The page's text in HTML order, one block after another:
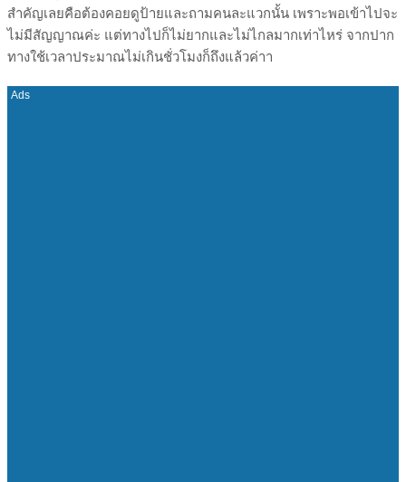
สำคัญเลยคือต้องคอยดูป้ายและถามคนละแวกนั้น เพราะพอเข้าไปจะ
ไม่มีสัญญาณค่ะ แต่ทางไปก็ไม่ยากและไม่ไกลมากเท่าไหร่ จากปาก
ทางใช้เวลาประมาณไม่เกินชั่วโมงก็ถึงแล้วค่าา